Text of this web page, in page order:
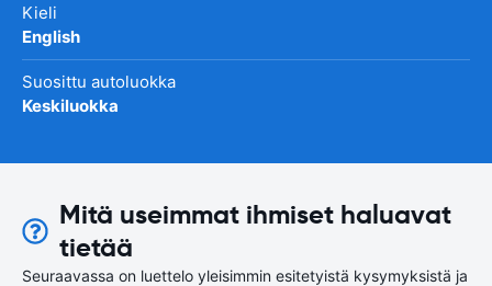
Kieli
English
Suosittu autoluokka
Keskiluokka
Mitä useimmat ihmiset haluavat
tietää
Seuraavassa on luettelo yleisimmin esitetyistä kysymyksistä ja